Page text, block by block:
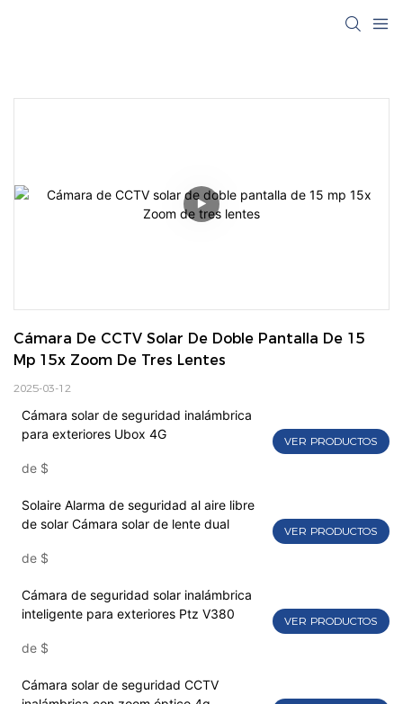
Cámara De CCTV Solar De Doble Pantalla De 15
Mp 15x Zoom De Tres Lentes
2025-03-12
Cámara solar de seguridad inalámbrica
para exteriores Ubox 4G
de $
VER PRODUCTOS
Solaire Alarma de seguridad al aire libre
de solar Cámara solar de lente dual
de $
VER PRODUCTOS
Cámara de seguridad solar inalámbrica
inteligente para exteriores Ptz V380
de $
VER PRODUCTOS
Cámara solar de seguridad CCTV